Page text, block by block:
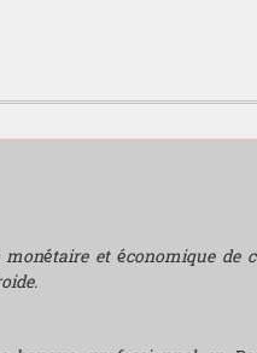
et économique de